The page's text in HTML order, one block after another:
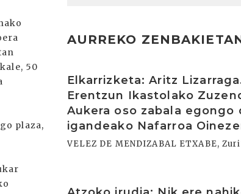
50
plaza,
AURREKO
Elkarrizketa: Aritz
Erentzun Ikastolako
Aukera oso zabala egongo
igandeako Nafarroa
VELEZ DE MENDIZABAL ETXABE,